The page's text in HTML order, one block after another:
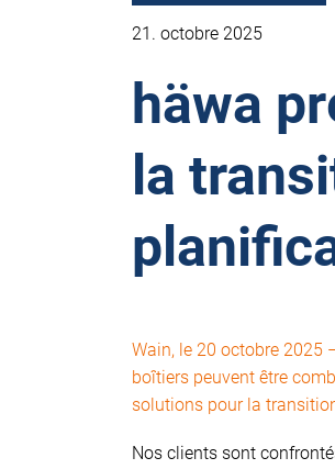
21. octobre 2025
häwa
la
Wain, le 20 octobre 2025
boîtiers peuvent être
solutions pour la
Nos clients sont